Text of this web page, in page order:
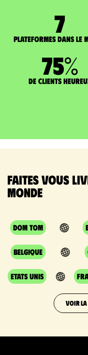
7
Plateformes dans le
75%
de clients
Faites vous
monde
DOM TOM
Belgique
Etats Unis
VOIR LA